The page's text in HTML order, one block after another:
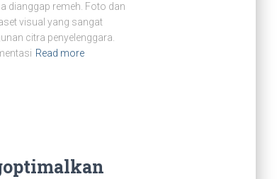
dianggap remeh. Foto dan
visual yang sangat
citra penyelenggara.
Read more